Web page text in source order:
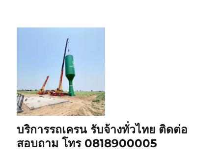
บริการรถเครน รับจ้างทั่วไทย ติดต่อ
สอบถาม โทร 0818900005